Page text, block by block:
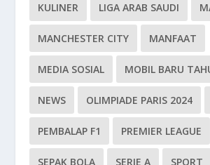
KULINER LIGA ARAB SAUDI
MANCHESTER CITY MANFAAT
MEDIA SOSIAL MOBIL BARU
NEWS OLIMPIADE PARIS 2024
PEMBALAP F1 PREMIER LEAGUE
SEPAK BOLA SERIE A SPORT